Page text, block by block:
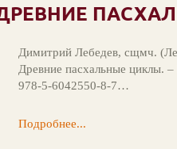
Димитрий Лебедев, сщмч.
Древние пасхальные циклы.
978-5-6042550-8-7…
Подробнее...